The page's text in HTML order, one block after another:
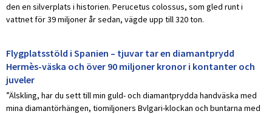
den en silverplats i historien. Perucetus colossus, som gled runt i
vattnet för 39 miljoner år sedan, vägde upp till 320 ton.
Flygplatsstöld i Spanien – tjuvar tar en diamantprydd
Hermès-väska och över 90 miljoner kronor i kontanter och
juveler
”Älskling, har du sett till min guld- och diamantprydda handväska med
mina diamantörhängen, tiomiljoners Bvlgari-klockan och buntarna med